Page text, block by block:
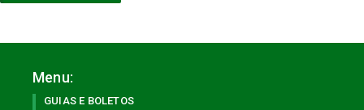
Menu:
GUIAS E BOLETOS